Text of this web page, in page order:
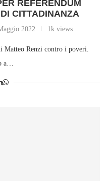
REFERENDUM
CITTADINANZA
2022 1k views
Matteo Renzi contro i poveri.
a…